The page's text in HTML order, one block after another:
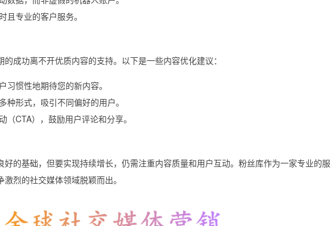
且专业的客户服务。
成功离不开优质内容的支持。以下是一些内容优化建议：
习惯性地期待您的新内容。
种形式，吸引不同偏好的用户。
CTA），鼓励用户评论和分享。
的基础，但要实现持续增长，仍需注重内容质量和用户互动。粉丝库作为一家专业的
烈的社交媒体领域脱颖而出。